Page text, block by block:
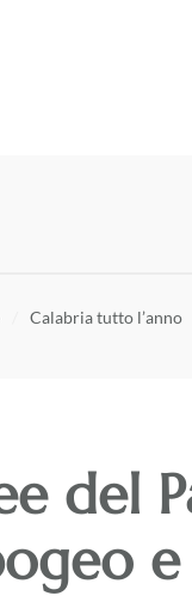
Calabria tutto l’anno
del